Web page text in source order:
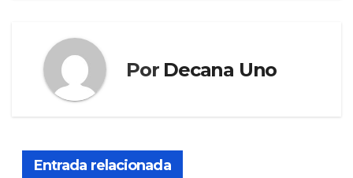
Por Decana Uno
Entrada relacionada